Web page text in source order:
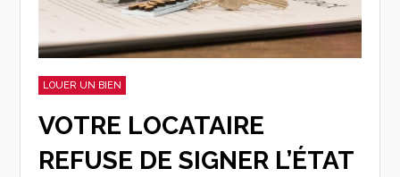
LOUER UN BIEN
VOTRE LOCATAIRE
REFUSE DE SIGNER L’ÉTAT